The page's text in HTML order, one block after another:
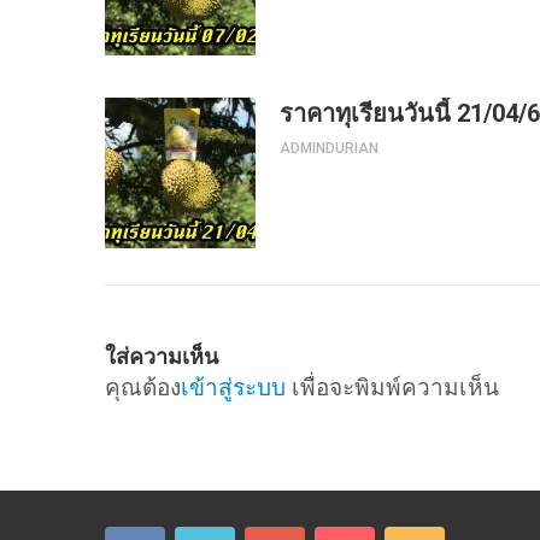
ราคาทุเรียนวันนี้ 21/04/
ADMINDURIAN
ใส่ความเห็น
คุณต้องเข้าสู่ระบบ เพื่อจะพิมพ์ความเห็น